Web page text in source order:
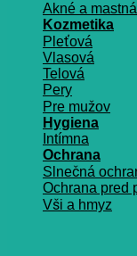
Akné a
Kozmetika
Pleťová
Vlasová
Telová
Pery
Pre mužov
Hygiena
Intímna
Ochrana
Slnečná
Ochrana pred
Vši a hmyz